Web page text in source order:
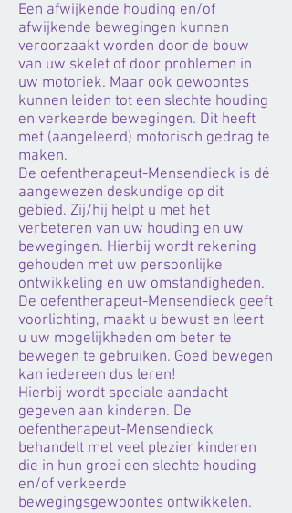
Een afwijkende houding en/of
afwijkende bewegingen kunnen
veroorzaakt worden door de bouw
van uw skelet of door problemen in
uw motoriek. Maar ook gewoontes
kunnen leiden tot een slechte houding
en verkeerde bewegingen. Dit heeft
met (aangeleerd) motorisch gedrag te
maken.
De oefentherapeut-Mensendieck is dé
aangewezen deskundige op dit
gebied. Zij/hij helpt u met het
verbeteren van uw houding en uw
bewegingen. Hierbij wordt rekening
gehouden met uw persoonlijke
ontwikkeling en uw omstandigheden.
De oefentherapeut-Mensendieck geeft
voorlichting, maakt u bewust en leert
u uw mogelijkheden om beter te
bewegen te gebruiken. Goed bewegen
kan iedereen dus leren!
Hierbij wordt speciale aandacht
gegeven aan kinderen. De
oefentherapeut-Mensendieck
behandelt met veel plezier kinderen
die in hun groei een slechte houding
en/of verkeerde
bewegingsgewoontes ontwikkelen.